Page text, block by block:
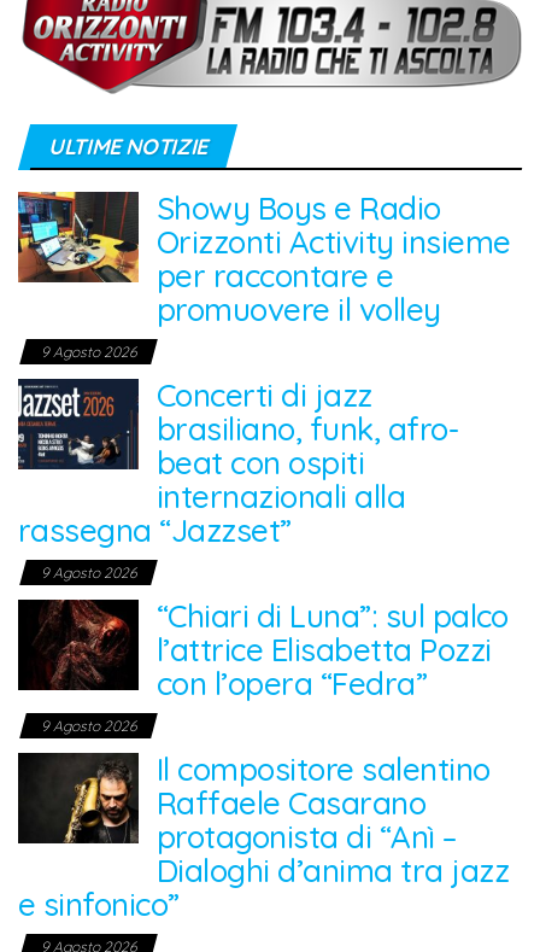
ULTIME NOTIZIE
Showy Boys e Radio
Orizzonti Activity insieme
per raccontare e
promuovere il volley
9 Agosto 2026
Concerti di jazz
brasiliano, funk, afro-
beat con ospiti
internazionali alla
rassegna “Jazzset”
9 Agosto 2026
“Chiari di Luna”: sul palco
l’attrice Elisabetta Pozzi
con l’opera “Fedra”
9 Agosto 2026
Il compositore salentino
Raffaele Casarano
protagonista di “Anì –
Dialoghi d’anima tra jazz
e sinfonico”
9 Agosto 2026